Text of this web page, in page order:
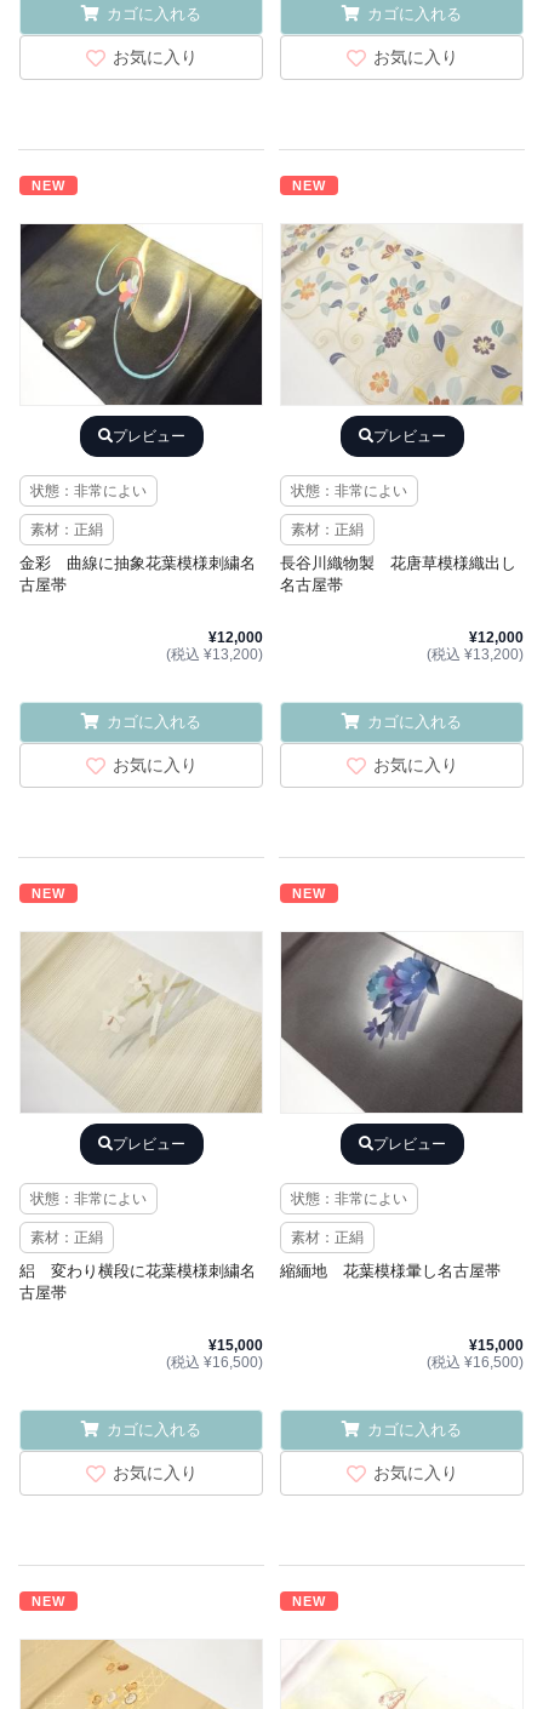
カゴに入れる
お気に入り
カゴに入れる
お気に入り
NEW
プレビュー
状態：非常によい
素材：正絹
金彩 曲線に抽象花葉模様刺繍名
古屋帯
¥12,000
(税込 ¥13,200)
カゴに入れる
お気に入り
NEW
プレビュー
状態：非常によい
素材：正絹
長谷川織物製 花唐草模様織出し
名古屋帯
¥12,000
(税込 ¥13,200)
カゴに入れる
お気に入り
NEW
プレビュー
状態：非常によい
素材：正絹
絽 変わり横段に花葉模様刺繍名
古屋帯
¥15,000
(税込 ¥16,500)
カゴに入れる
お気に入り
NEW
プレビュー
状態：非常によい
素材：正絹
縮緬地 花葉模様暈し名古屋帯
¥15,000
(税込 ¥16,500)
カゴに入れる
お気に入り
NEW NEW